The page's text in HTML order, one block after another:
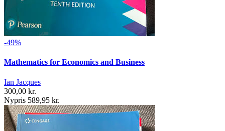
-49%
Mathematics for Economics and Business
Ian Jacques
300,00 kr.
Nypris 589,95 kr.